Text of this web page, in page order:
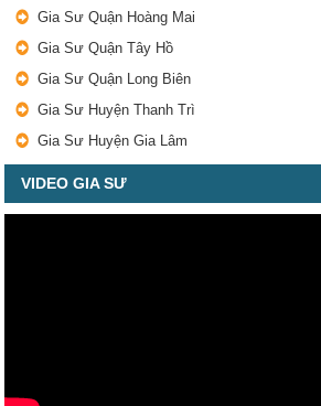
Gia Sư Quận Hoàng Mai
Gia Sư Quận Tây Hồ
Gia Sư Quận Long Biên
Gia Sư Huyện Thanh Trì
Gia Sư Huyện Gia Lâm
VIDEO GIA SƯ